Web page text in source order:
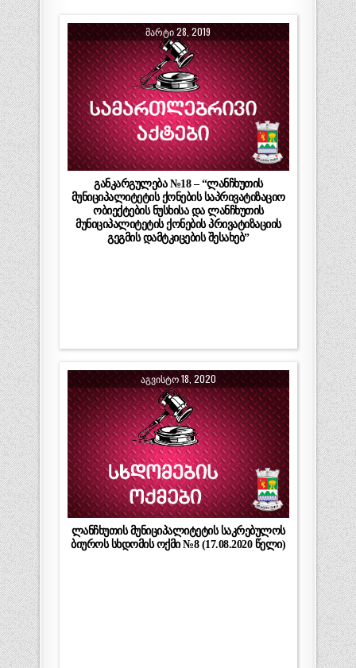
ᲛᲐᲠᲢᲘ 28, 2019
განკარგულება №18 – “ლანჩხუთის
მუნიციპალიტეტის ქონების საპრივატიზაციო
ობიექტების ნუსხისა და ლანჩხუთის
მუნიციპალიტეტის ქონების პრივატიზაციის
გეგმის დამტკიცების შესახებ”
ᲐᲒᲕᲘᲡᲢᲝ 18, 2020
ლანჩხუთის მუნიციპალიტეტის საკრებულოს
ბიუროს სხდომის ოქმი №8 (17.08.2020 წელი)